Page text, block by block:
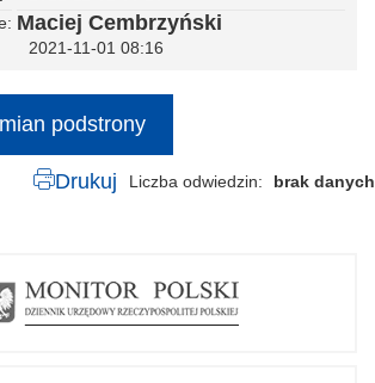
Maciej Cembrzyński
2021-11-01 08:16
podstrony
Drukuj Liczba odwiedzin brak danych